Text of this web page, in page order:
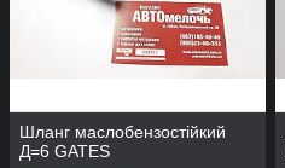
Шланг маслобензостійкий
Д=6 GATES